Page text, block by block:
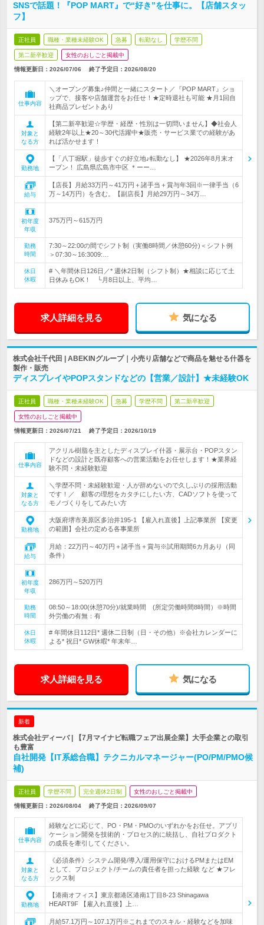
SNSで話題！『POP MART』で“好き”を仕事に。【店舗スタッ
フ】
正社員 職種・業種未経験OK 急募 転勤なし 学歴不問
第二新卒歓迎 女性のおしごと掲載中
情報更新日：2026/07/06 終了予定日： 2026/08/20
仕事内容
＼オープング募集♪仲間と一緒にスタート／『POP MART』ショ
ップで、接客や店舗運営をお任せ！★定時退社も可能 ★月1回自
社商品プレゼントあり
対象と
なる方
【第二新卒歓迎☆学歴・経歴・性別は一切問いません】◆社会人
経験2年以上★20～30代活躍中★販売・サービス業での経験があ
れば活かせます！
勤務地
【「八丁堀駅」徒歩すぐの好立地♪転勤なし】 ★2026年8月末オ
ープン！ 広島県広島市中区 ＊ーー…
給与
【店長】月給33万円～41万円＋諸手当＋賞与年3回※一律手当（6
万～14万円）を含む。【副店長】月給29万円～34万…
初年度
年収
375万円～615万円
勤務
時間
7:30～22:00の間でシフト制（実働8時間／休憩60分)＜シフト例
＞07:30～16:3009:…
休日
休暇
# ＼年間休日126日／* 週休2日制（シフト制）★相談に応じて土
日休みもOK！ └月8日以上、平均…
求人詳細を見る 気になる
株式会社千代田 | ABEKINグループ｜小売り店舗などで商品を魅せる什器を
製作・販売
ディスプレイやPOPスタンドなどの【営業／設計】★未経験OK
正社員 職種・業種未経験OK 急募 学歴不問 第二新卒歓迎
女性のおしごと掲載中
情報更新日：2026/07/21 終了予定日： 2026/10/19
仕事内容
アクリル樹脂を主としたディスプレイ什器・展示台・POPスタン
ドなどの設計と既存顧客への営業活動をお任せします！★業界経
験不問・未経験歓迎
対象と
なる方
＼学歴不問・未経験歓迎・人が辞めないので久しぶりの採用活動
です！／ 顧客の理想をカタチにしたい方、CADソフトを使って
モノづくりをしてみたい方
勤務地
大阪府堺市美原区多治井195-1 【雇入れ直後】上記事業所 【変更
の範囲】会社の定める各事業所
給与
月給：22万円～40万円＋諸手当＋賞与※試用期間6カ月あり（同
条件）
初年度
年収
286万円～520万円
勤務
時間
08:50～18:00(休憩70分)/就業時間 (所定労働時間8時間）※時間
外労働の有無：有
休日
休暇
# 年間休日112日* 週休二日制（日・その他）※会社カレンダーに
よる* 祝日* GW休暇* 年末年…
求人詳細を見る 気になる
新着
株式会社ディーバ | 【7月マイナビ転職フェア出展企業】大手企業との取引
も豊富
自社開発【IT系総合職】テクニカルマネージャー(PO/PM/PMO候
補)
正社員 学歴不問 完全週休2日制 女性のおしごと掲載中
情報更新日：2026/08/04 終了予定日： 2026/09/07
仕事内容
経験などに応じて、PO・PM・PMOのいずれかをお任せ。アプリ
ケーション開発を技術的・プロセス的に統括し、自社プロダクト
の成長を牽引してください。
対象と
なる方
《必須条件》システム開発/導入/運用保守におけるPMまたはEM
として、プロジェクト/チームの責任者を担った経験 など ★フレ
ックス制
勤務地
【港南オフィス】東京都港区港南1丁目8-23 Shinagawa
HEART9F 【雇入れ直後】上…
月給57.1万円～107.1万円※これまでのスキル・経験などを加味